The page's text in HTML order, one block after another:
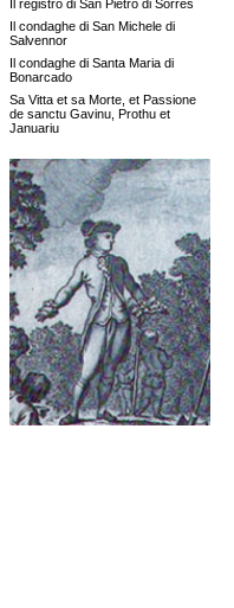
Il registro di San Pietro di Sorres
Il condaghe di San Michele di
Salvennor
Il condaghe di Santa Maria di
Bonarcado
Sa Vitta et sa Morte, et Passione
de sanctu Gavinu, Prothu et
Januariu